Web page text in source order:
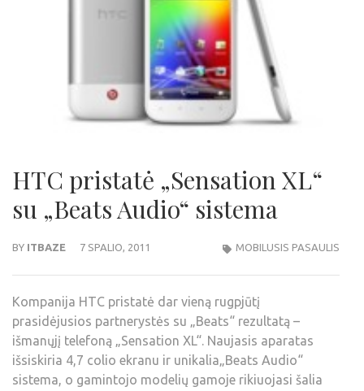
HTC pristatė „Sensation XL“
su „Beats Audio“ sistema
BY ITBAZE 7 SPALIO, 2011 MOBILUSIS PASAULIS
Kompanija HTC pristatė dar vieną rugpjūtį
prasidėjusios partnerystės su „Beats“ rezultatą –
išmanųjį telefoną „Sensation XL“. Naujasis aparatas
išsiskiria 4,7 colio ekranu ir unikalia„Beats Audio“
sistema, o gamintojo modelių gamoje rikiuojasi šalia